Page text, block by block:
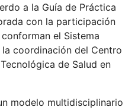
a la Guía de Práctica
con la participación
el Sistema
coordinación del Centro
de Salud en
modelo multidisciplinario